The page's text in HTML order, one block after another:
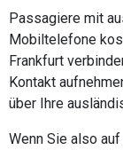
Passagiere mit
Mobiltelefone
Frankfurt
Kontakt
über Ihre
Wenn Sie also